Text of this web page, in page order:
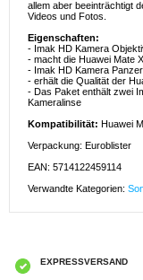
allem aber beeinträchtigt
Videos und Fotos.
Eigenschaften:
- Imak HD Kamera
- macht die Huawei Mate
- Imak HD Kamera
- erhält die Qualität der
- Das Paket enthält zwei
Kameralinse
Kompatibilität: Huawei
Verpackung: Euroblister
EAN: 5714122459114
Verwandte Kategorien:
EXPRESSVERSAND